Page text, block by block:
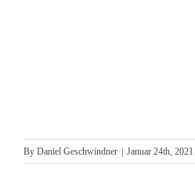
By Daniel Geschwindner Januar 24th, 2021